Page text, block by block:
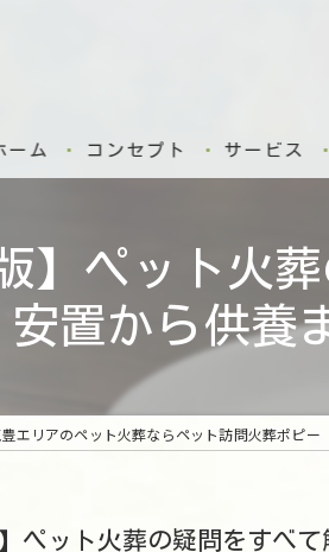
ーム コンセプト サービス
】ペット火
安置から供養
エリアのペット火葬ならペット訪問火葬ポピー
】ペット火葬の疑問をすべ